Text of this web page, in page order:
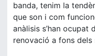
banda, tenim la
que son i com
anàlisis s’han ocupat
renovació a fons dels